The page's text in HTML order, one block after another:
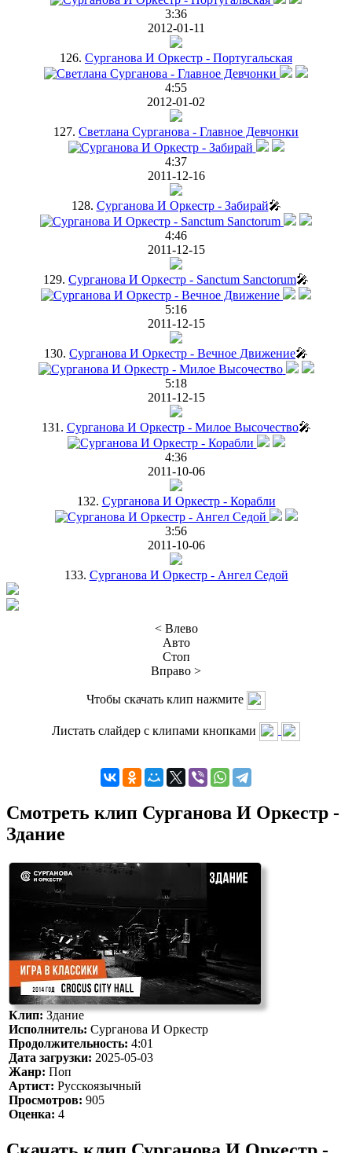
3:36
2012-01-11
126. Сурганова И Оркестр - Португальская
4:55
2012-01-02
127. Светлана Сурганова - Главное Девчонки
4:37
2011-12-16
128. Сурганова И Оркестр - Забирай🎤
4:46
2011-12-15
129. Сурганова И Оркестр - Sanctum Sanctorum🎤
5:16
2011-12-15
130. Сурганова И Оркестр - Вечное Движение🎤
5:18
2011-12-15
131. Сурганова И Оркестр - Милое Высочество🎤
4:36
2011-10-06
132. Сурганова И Оркестр - Корабли
3:56
2011-10-06
133. Сурганова И Оркестр - Ангел Седой
< Влево
Авто
Стоп
Вправо >
Чтобы скачать клип нажмите
Листать слайдер с клипами кнопками
Смотреть клип Сурганова И Оркестр -
Здание
Клип:Здание
Исполнитель: Сурганова И Оркестр
Продолжительность: 4:01
Дата загрузки: 2025-05-03
Жанр: Поп
Артист: Русскоязычный
Просмотров: 905
Оценка: 4